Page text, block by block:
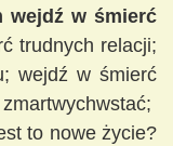
wejdź w śmierć
trudnych relacji;
wejdź w śmierć
to nowe życie?